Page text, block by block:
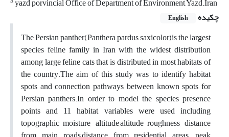
چکیده
English
The Persian panther(Panthera pardus saxicolor)is the largest
species feline family in Iran with the widest distribution
among large feline cats that is distributed in most habitats of
the country.The aim of this study was to identify habitat
spots and connection pathways between known spots for
Persian panthers.In order to model the species presence
points and 11 habitat variables were used including
topographic moisture, altitude,altitude roughness, distance